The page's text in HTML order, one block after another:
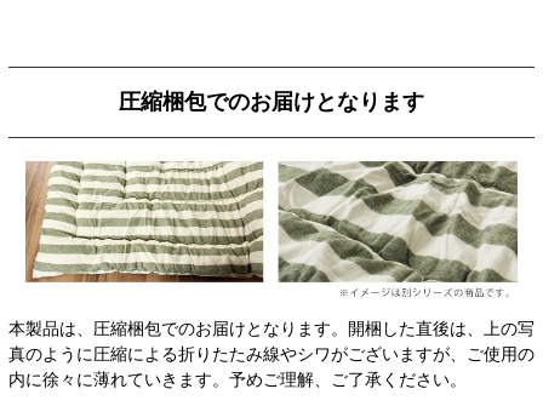
圧縮梱包でのお届けとなります
本製品は、圧縮梱包でのお届けとなります。開梱した直後は、上の写
真のように圧縮による折りたたみ線やシワがございますが、ご使用の
内に徐々に薄れていきます。予めご理解、ご了承ください。